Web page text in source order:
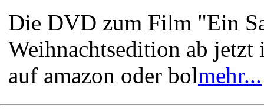
Die DVD zum Film "Ein
Weihnachtsedition ab
auf amazon oder bolmehr...